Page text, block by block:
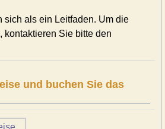
sich als ein Leitfaden. Um die
kontaktieren Sie bitte den
und buchen Sie das